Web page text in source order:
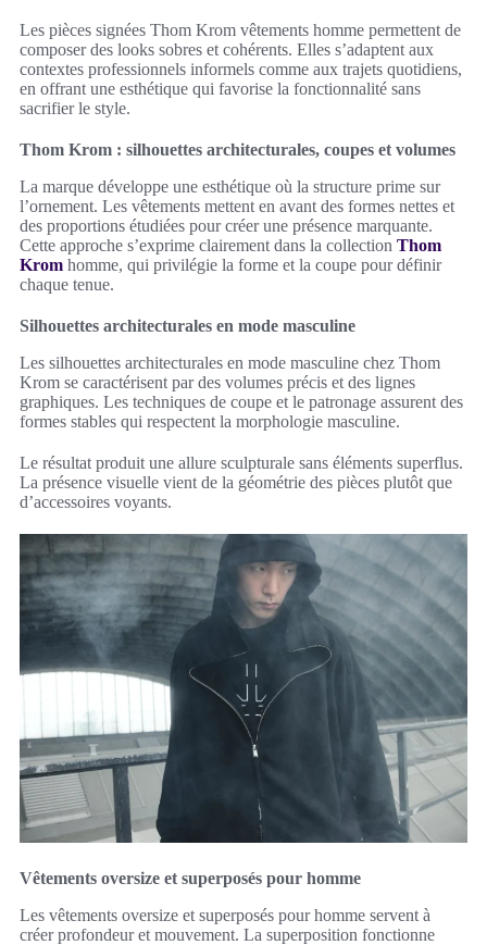
Les pièces signées Thom Krom vêtements homme permettent de
composer des looks sobres et cohérents. Elles s’adaptent aux
contextes professionnels informels comme aux trajets quotidiens,
en offrant une esthétique qui favorise la fonctionnalité sans
sacrifier le style.
Thom Krom : silhouettes architecturales, coupes et volumes
La marque développe une esthétique où la structure prime sur
l’ornement. Les vêtements mettent en avant des formes nettes et
des proportions étudiées pour créer une présence marquante.
Cette approche s’exprime clairement dans la collection Thom
Krom homme, qui privilégie la forme et la coupe pour définir
chaque tenue.
Silhouettes architecturales en mode masculine
Les silhouettes architecturales en mode masculine chez Thom
Krom se caractérisent par des volumes précis et des lignes
graphiques. Les techniques de coupe et le patronage assurent des
formes stables qui respectent la morphologie masculine.
Le résultat produit une allure sculpturale sans éléments superflus.
La présence visuelle vient de la géométrie des pièces plutôt que
d’accessoires voyants.
Vêtements oversize et superposés pour homme
Les vêtements oversize et superposés pour homme servent à
créer profondeur et mouvement. La superposition fonctionne